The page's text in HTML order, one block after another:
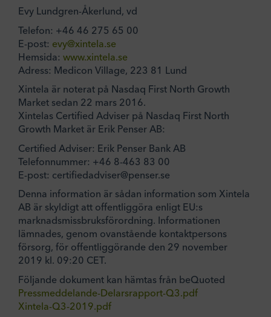
Evy Lundgren-Åkerlund, vd
Telefon: +46 46 275 65 00
E-post: evy@xintela.se
Hemsida: www.xintela.se
Adress: Medicon Village, 223 81 Lund
Xintela är noterat på Nasdaq First North Growth
Market sedan 22 mars 2016.
Xintelas Certified Adviser på Nasdaq First North
Growth Market är Erik Penser AB:
Certified Adviser: Erik Penser Bank AB
Telefonnummer: +46 8-463 83 00
E-post: certifiedadviser@penser.se
Denna information är sådan information som Xintela
AB är skyldigt att offentliggöra enligt EU:s
marknadsmissbruksförordning. Informationen
lämnades, genom ovanstående kontaktpersons
försorg, för offentliggörande den 29 november
2019 kl. 09:20 CET.
Följande dokument kan hämtas från beQuoted
Pressmeddelande-Delarsrapport-Q3.pdf
Xintela-Q3-2019.pdf